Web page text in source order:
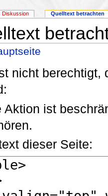
nicht berechtigt,
Aktion ist
dieser Seite:
Diskussion Quelltext betrachten